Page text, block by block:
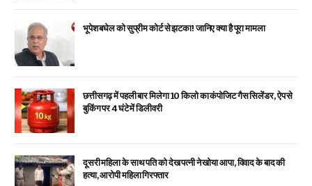
भूपेश बघेल को सुप्रीम कोर्ट से झटका! जानिए क्या है पूरा मामला
छत्तीसगढ़ में पहली बार मिलेगा 10 किलो का कंपोजिट गैस सिलेंडर, ऐप से
बुकिंग पर 4 घंटे में डिलीवरी
दूसरी महिला के साथ पति को देख पत्नी ने खोया आपा, विवाद के बाद की
हत्या, आरोपी महिला गिरफ्तार